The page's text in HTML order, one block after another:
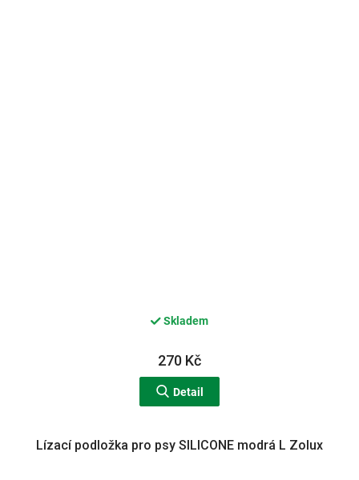
Skladem
270 Kč
Detail
Lízací podložka pro psy SILICONE modrá L Zolux